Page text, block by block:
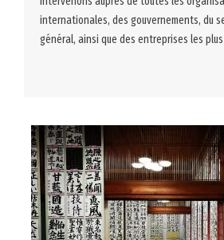
internationales, des gouvernements, du
général, ainsi que des entreprises les